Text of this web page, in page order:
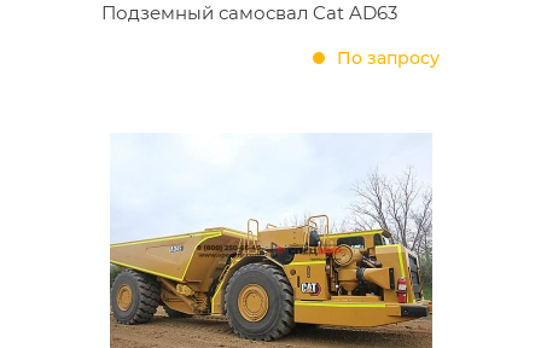
Подземный самосвал Cat AD63
По запросу